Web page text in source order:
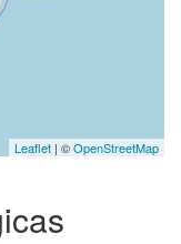
Leaflet | ©OpenStreetMap